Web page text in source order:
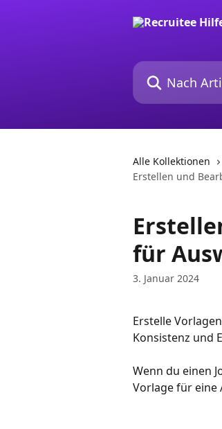
Nach Artikeln
Alle Kollektionen
Erstellen und
für
3. Januar 2024
Erstelle
Konsistenz und
Wenn du einen
Vorlage für eine